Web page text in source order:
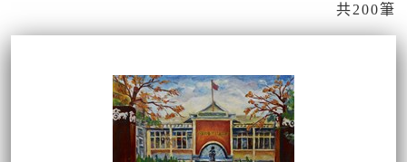
共200筆